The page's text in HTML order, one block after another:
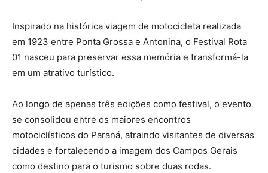
Inspirado na histórica viagem de motocicleta realizada
em 1923 entre Ponta Grossa e Antonina, o Festival Rota
01 nasceu para preservar essa memória e transformá-la
em um atrativo turístico.
Ao longo de apenas três edições como festival, o evento
se consolidou entre os maiores encontros
motociclísticos do Paraná, atraindo visitantes de diversas
cidades e fortalecendo a imagem dos Campos Gerais
como destino para o turismo sobre duas rodas.